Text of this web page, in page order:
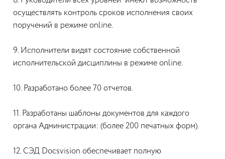
осуществлять контроль сроков исполнения своих
поручений в режиме online.
9. Исполнители видят состояние собственной
исполнительской дисциплины в режиме online.
10. Разработано более 70 отчетов.
11. Разработаны шаблоны документов для каждого
органа Администрации: (более 200 печатных форм).
12. СЭД Docsvision обеспечивает полную